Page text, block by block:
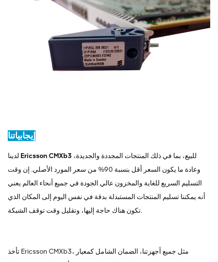
إيجابياتنا
Ericsson CMXb3
وعادة ما يكون السعر أقل بنسبة 90% من سعر المورد الأصلي. إن وقت
التسليم السريع للغاية والمخزون عالي الجودة في جميع أنحاء العالم يعني
أنه يمكننا تسليم المنتجات المستبدلة بدقة في نفس اليوم إلى المكان الذي
تكون هناك حاجة إليها، وتقليل وقت توقف الشبكة.
تأخذ Ericsson CMXb3، مثل جميع أجهزتنا، الضمان الشامل كمعيار